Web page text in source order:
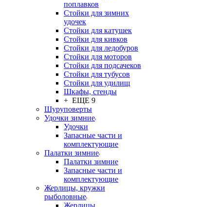
поплавков
Стойки для зимних
удочек
Стойки для катушек
Стойки для кивков
Стойки для ледобуров
Стойки для моторов
Стойки для подсачеков
Стойки для тубусов
Стойки для удилищ
Шкафы, стенды
+ ЕЩЕ 9
Шуруповерты
Удочки зимние
Удочки
Запасные части и
комплектующие
Палатки зимние
Палатки зимние
Запасные части и
комплектующие
Жерлицы, кружки
рыболовные
Жерлицы